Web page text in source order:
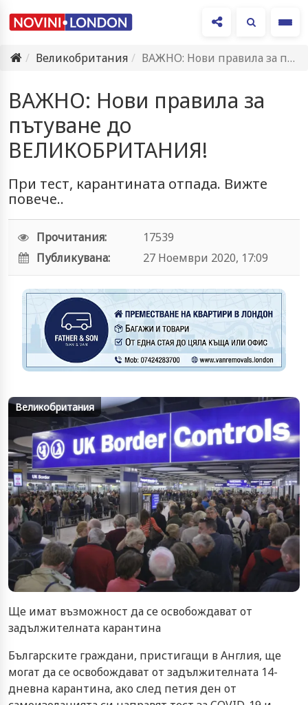
Великобритания
ВАЖНО: Нови правила за пътуване до ВЕЛИКОБРИТАНИЯ!
ВАЖНО: Нови правила за
пътуване до
ВЕЛИКОБРИТАНИЯ!
При тест, карантината отпада. Вижте
повече..
Прочитания:
17539
Публикувана:
27 Ноември 2020, 17:09
Великобритания
Ще имат възможност да се освобождават от
задължителната карантина
Българските граждани, пристигащи в Англия, ще
могат да се освобождават от задължителната 14-
дневна карантина, ако след петия ден от